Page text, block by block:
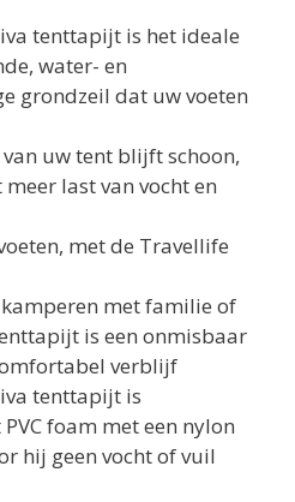
tenttapijt is het ideale
water- en
grondzeil dat uw voeten
uw tent blijft schoon,
last van vocht en
met de Travellife
met familie of
is een onmisbaar
verblijf
tenttapijt is
foam met een nylon
hij geen vocht of vuil